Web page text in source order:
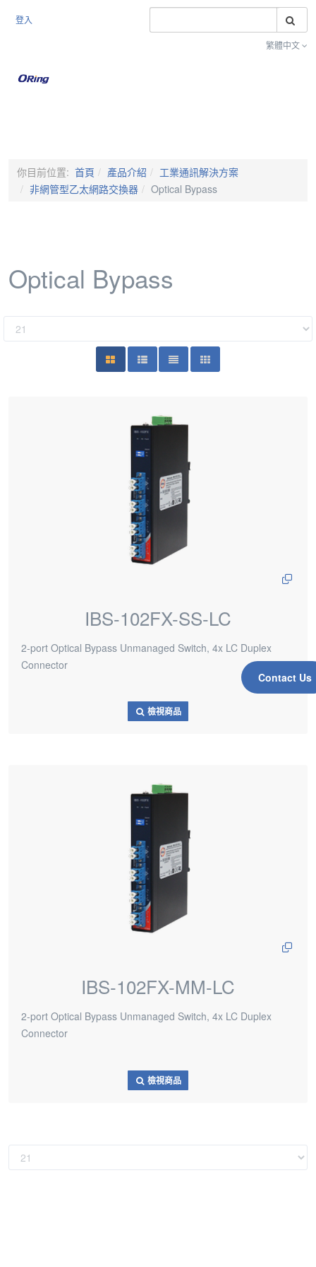
登入
繁體中文
Contact Us
你目前位置: 首頁 產品介紹
工業通訊解決方案
非網管型乙太網路交換器
Optical Bypass
Optical Bypass
IBS-102FX-SS-LC
2-port Optical Bypass Unmanaged Switch, 4x LC Duplex
Connector
檢視商品
IBS-102FX-MM-LC
2-port Optical Bypass Unmanaged Switch, 4x LC Duplex
Connector
檢視商品